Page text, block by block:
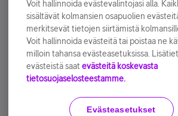
Tilaa nyt
Käyttöehdot Accessibility
Voit hallinnoida evästevalintojasi alla.
sisältävät kolmansien osapuolien
merkitsevät tietojen siirtämistä
Voit hallinnoida evästeitä tai poistaa ne
milloin tahansa evästeasetuksissa.
evästeistä saat evästeitä koskevasta
tietosuojaselosteestamme.
Evästeasetukset